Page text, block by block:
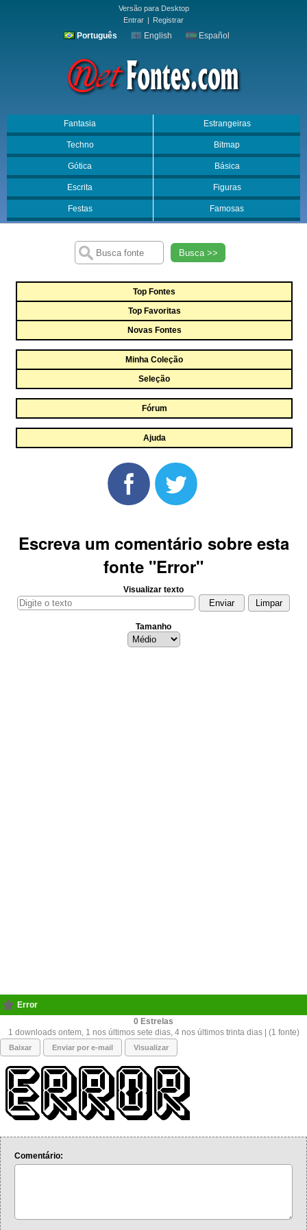
Versão para Desktop
Entrar | Registrar
Português English Español
Fantasia Estrangeiras
Techno Bitmap
Gótica Básica
Escrita Figuras
Festas Famosas
Busca >>
Top Fontes
Top Favoritas
Novas Fontes
Minha Coleção
Seleção
Fórum
Ajuda
Escreva um comentário sobre esta
fonte "Error"
Visualizar texto
Tamanho
Error
0
1 downloads ontem, 1 nos últimos sete dias, 4 nos últimos trinta dias | (1 fonte)
Baixar Enviar por e-mail Visualizar
Comentário: